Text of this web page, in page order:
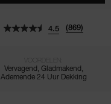
4.5 (869)
Vervagend, Gladmakend,
Ademende 24 Uur Dekking